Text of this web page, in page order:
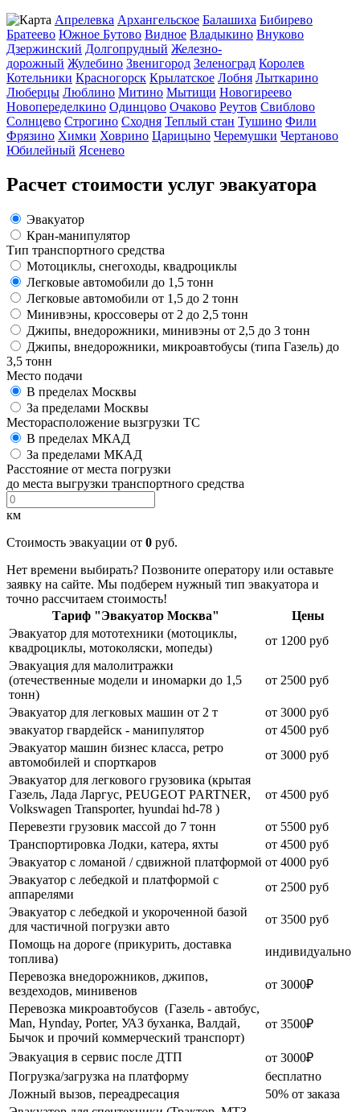
Апрелевка Архангельское Балашиха Бибирево
Братеево Южное Бутово Видное Владыкино Внуково
Дзержинский Долгопрудный Железно-
дорожный Жулебино Звенигород Зеленоград Королев
Котельники Красногорск Крылатское Лобня Лыткарино
Люберцы Люблино Митино Мытищи Новогиреево
Новопеределкино Одинцово Очаково Реутов Свиблово
Солнцево Строгино Сходня Теплый стан Тушино Фили
Фрязино Химки Ховрино Царицыно Черемушки Чертаново
Юбилейный Ясенево
Расчет стоимости услуг эвакуатора
Эвакуатор
Кран-манипулятор
Тип транспортного средства
Мотоциклы, снегоходы, квадроциклы
Легковые автомобили до 1,5 тонн
Легковые автомобили от 1,5 до 2 тонн
Минивэны, кроссоверы от 2 до 2,5 тонн
Джипы, внедорожники, минивэны от 2,5 до 3 тонн
Джипы, внедорожники, микроавтобусы (типа Газель) до
3,5 тонн
Место подачи
В пределах Москвы
За пределами Москвы
Месторасположение вызгрузки ТС
В пределах МКАД
За пределами МКАД
Расстояние от места погрузки
до места выгрузки транспортного средства
км
Стоимость эвакуации от 0 руб.
Нет времени выбирать? Позвоните оператору или оставьте
заявку на сайте. Мы подберем нужный тип эвакуатора и
точно рассчитаем стоимость!
Тариф "Эвакуатор Москва"
Цены
Эвакуатор для мототехники (мотоциклы,
квадроциклы, мотоколяски, мопеды)
от 1200 руб
Эвакуация для малолитражки
(отечественные модели и иномарки до 1,5
тонн)
от 2500 руб
Эвакуатор для легковых машин от 2 т
от 3000 руб
эвакуатор гвардейск - манипулятор
от 4500 руб
Эвакуатор машин бизнес класса, ретро
автомобилей и спорткаров
от 3000 руб
Эвакуатор для легкового грузовика (крытая
Газель, Лада Ларгус, PEUGEOT PARTNER,
Volkswagen Transporter, hyundai hd-78 )
от 4500 руб
Перевезти грузовик массой до 7 тонн
от 5500 руб
Транспортировка Лодки, катера, яхты
от 4500 руб
Эвакуатор c ломаной / сдвижной платформой от 4000 руб
Эвакуатор с лебедкой и платформой с
аппарелями
от 2500 руб
Эвакуатор с лебедкой и укороченной базой
для частичной погрузки авто
от 3500 руб
Помощь на дороге (прикурить, доставка
топлива)
индивидуально
Перевозка внедорожников, джипов,
вездеходов, минивенов
от 3000₽
Перевозка микроавтобусов (Газель - автобус,
Man, Hynday, Porter, УАЗ буханка, Валдай,
Бычок и прочий коммерческий транспорт)
от 3500₽
Эвакуация в сервис после ДТП
от 3000₽
Погрузка/загрузка на платформу
бесплатно
Ложный вызов, переадресация
50% от заказа